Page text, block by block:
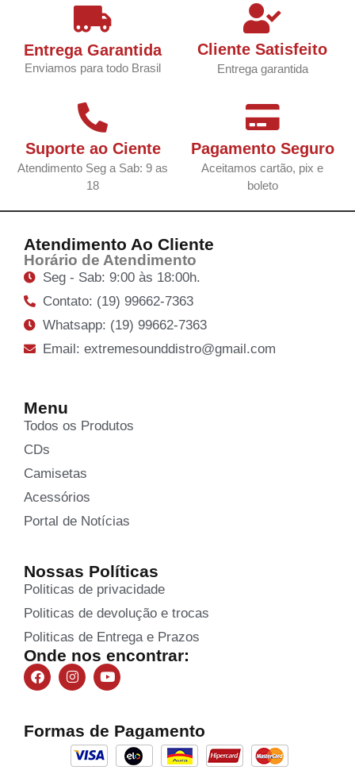
Entrega Garantida
Enviamos para todo Brasil
Cliente Satisfeito
Entrega garantida
Suporte ao Ciente
Atendimento Seg a Sab: 9 as
18
Pagamento Seguro
Aceitamos cartão, pix e
boleto
Atendimento Ao Cliente
Horário de Atendimento
Seg - Sab: 9:00 às 18:00h.
Contato: (19) 99662-7363
Whatsapp: (19) 99662-7363
Email: extremesounddistro@gmail.com
Menu
Todos os Produtos
CDs
Camisetas
Acessórios
Portal de Notícias
Nossas Políticas
Politicas de privacidade
Politicas de devolução e trocas
Politicas de Entrega e Prazos
Onde nos encontrar:
Formas de Pagamento